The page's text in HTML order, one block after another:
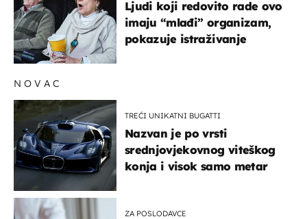
Ljudi koji redovito rade ovo
imaju “mlađi” organizam,
pokazuje istraživanje
NOVAC
TREĆI UNIKATNI BUGATTI
Nazvan je po vrsti
srednjovjekovnog viteškog
konja i visok samo metar
ZA POSLODAVCE